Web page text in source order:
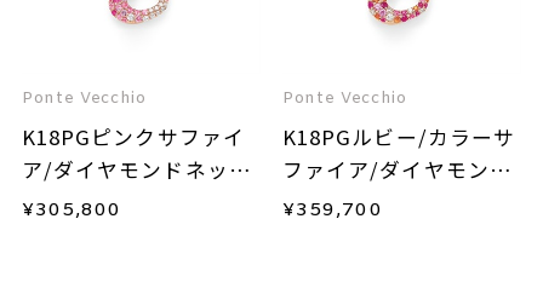
Ponte Vecchio
K18PGピンクサファイ
ア/ダイヤモンドネック
レス
¥305,800
Ponte Vecchio
K18PGルビー/カラーサ
ファイア/ダイヤモンド
ネックレス
¥359,700